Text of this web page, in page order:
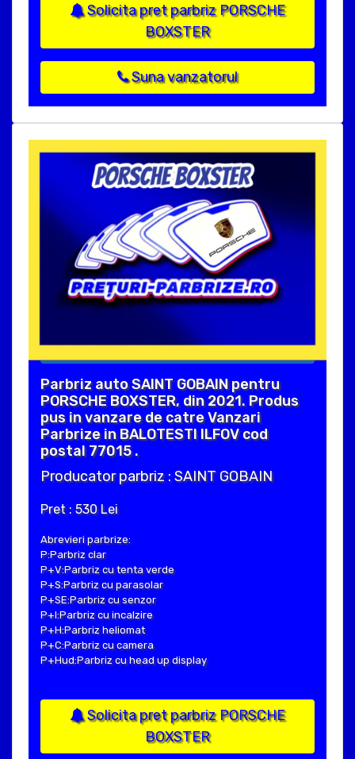
Solicita pret parbriz PORSCHE
BOXSTER
Suna vanzatorul
Parbriz auto SAINT GOBAIN pentru
PORSCHE BOXSTER, din 2021. Produs
pus in vanzare de catre Vanzari
Parbrize in BALOTESTI ILFOV cod
postal 77015 .
Producator parbriz : SAINT GOBAIN
Pret : 530 Lei
Abrevieri parbrize:
P:Parbriz clar
P+V:Parbriz cu tenta verde
P+S:Parbriz cu parasolar
P+SE:Parbriz cu senzor
P+I:Parbriz cu incalzire
P+H:Parbriz heliomat
P+C:Parbriz cu camera
P+Hud:Parbriz cu head up display
Solicita pret parbriz PORSCHE
BOXSTER